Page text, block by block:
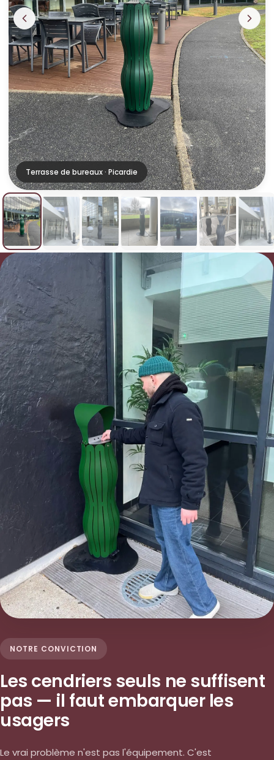
Terrasse de bureaux · Picardie
NOTRE CONVICTION
Les cendriers seuls ne suffisent
pas — il faut embarquer les
usagers
Le vrai problème n'est pas l'équipement. C'est